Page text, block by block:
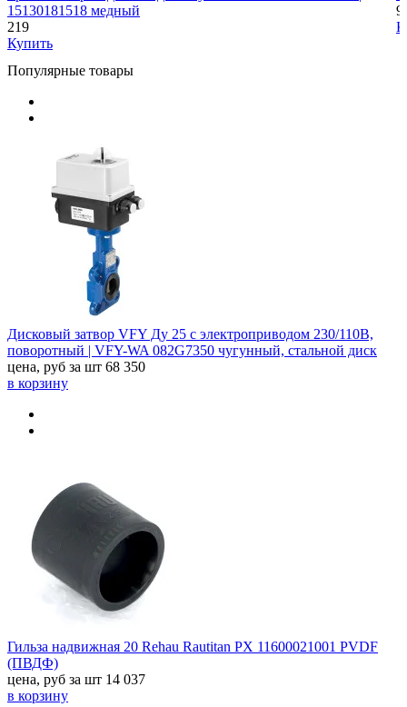
15130181518 медный
219
Купить
Популярные товары
Дисковый затвор VFY Ду 25 с электроприводом 230/110В,
поворотный | VFY-WA 082G7350 чугунный, стальной диск
цена, руб за шт 68 350
в корзину
Гильза надвижная 20 Rehau Rautitan PX 11600021001 PVDF
(ПВДФ)
цена, руб за шт 14 037
в корзину